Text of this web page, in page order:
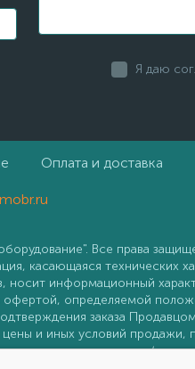
Я даю
Оплата и доставка
Все права
касающаяся технических
носит информационный
офертой, определяемой
заказа
и иных условий продажи,
условия продажи/